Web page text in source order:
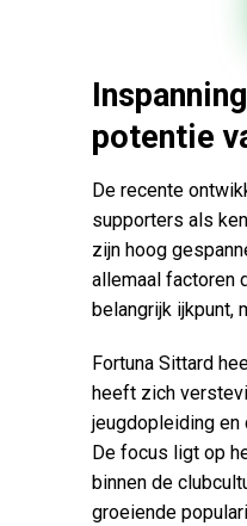
potentie
De recente
supporters als
zijn hoog
allemaal factoren
belangrijk ijkpunt,
Fortuna Sittard
heeft zich
jeugdopleiding en
De focus ligt op
binnen de
groeiende